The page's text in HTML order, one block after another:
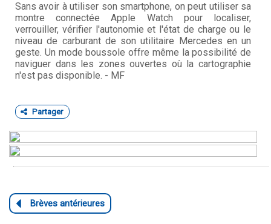
Sans avoir à utiliser son smartphone, on peut utiliser sa
montre connectée Apple Watch pour localiser,
verrouiller, vérifier l'autonomie et l'état de charge ou le
niveau de carburant de son utilitaire Mercedes en un
geste. Un mode boussole offre même la possibilité de
naviguer dans les zones ouvertes où la cartographie
n'est pas disponible. - MF
Partager